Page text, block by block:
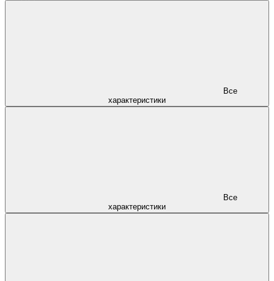
характеристики
характеристики